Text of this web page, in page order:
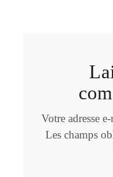
Votre adresse
Les champs